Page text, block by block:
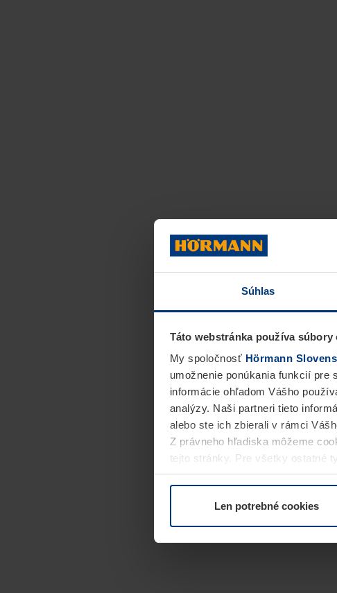
Súhlas
Táto webstránka používa súbory
My spoločnosť Hörmann
umožnenie ponúkania funkcií pre
informácie ohľadom Vášho
analýzy. Naši partneri tieto
alebo ste ich zbierali v rámci
Z právneho hľadiska môžeme
tejto stránky. Pre všetky ostatné
alebo odvolať vo vysvetlení
Len potrebné cookies